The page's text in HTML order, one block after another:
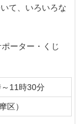
て、いろいろな
ーター・くじ
11時30分
区）